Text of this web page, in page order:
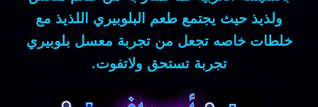
ولذيذ حيث يجتمع طعم البلوبيري اللذيذ مع
خلطات خاصه تجعل من تجربة معسل بلوبيري
تجربة تستحق ولاتفوت.